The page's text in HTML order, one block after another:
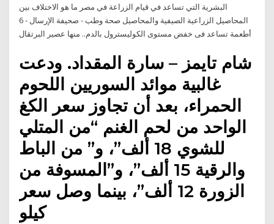
البشرية التي تساعد في قيام الزراعة في مصر ما هو الاختلاف بين
المحاصيل الزراعية الصيفية والمحاصيل صحة وطب - صحيفة الإرسال - 6
أطعمة تساعد فى خفض مستوى الكوليسترول بالدم.. منها عصير البرتقال
شام تايمز – سارة المقداد. ودعت
غالبية موائد السوريين اللحوم
الحمراء، بعد أن تجاوز سعر الكغ
الواحد من لحم الغنم “من المتلي
للشوي 18 ألف”، و” من الباط
والرقية 15 ألف”، و”المسوفة من
الزورة 12 ألف”، بينما وصل سعر
كيلو